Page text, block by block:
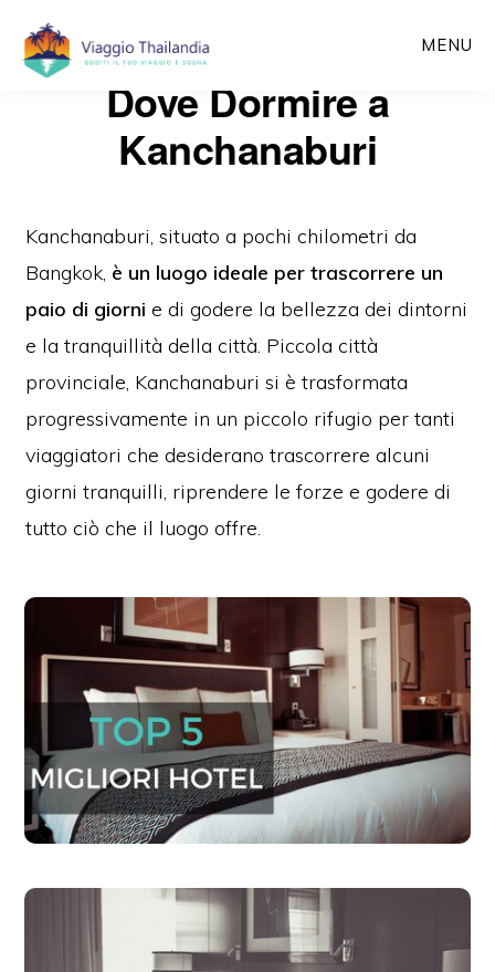
Passa
MENU
Dove Dormire a
Kanchanaburi
Kanchanaburi, situato a pochi chilometri da
Bangkok, è un luogo ideale per trascorrere un
paio di giorni e di godere la bellezza dei dintorni
e la tranquillità della città. Piccola città
provinciale, Kanchanaburi si è trasformata
progressivamente in un piccolo rifugio per tanti
viaggiatori che desiderano trascorrere alcuni
giorni tranquilli, riprendere le forze e godere di
tutto ciò che il luogo offre.